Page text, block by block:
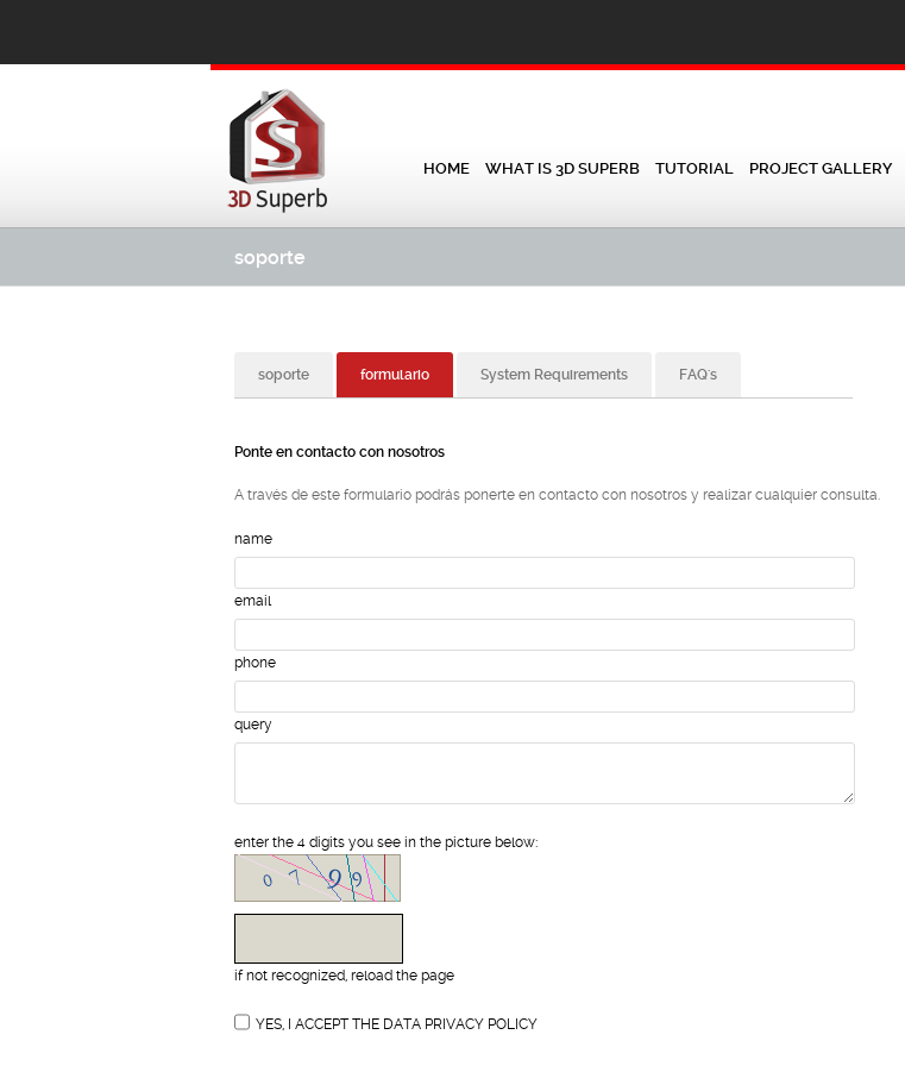
HOME WHAT IS 3D SUPERB TUTORIAL PROJECT GALLERY
soporte
soporte formulario System Requirements FAQ's
Ponte en contacto con nosotros
A través de este formulario podrás ponerte en contacto con nosotros y realizar cualquier consulta.
name
email
phone
query
enter the 4 digits you see in the picture below:
if not recognized, reload the page
YES, I ACCEPT THE DATA PRIVACY POLICY